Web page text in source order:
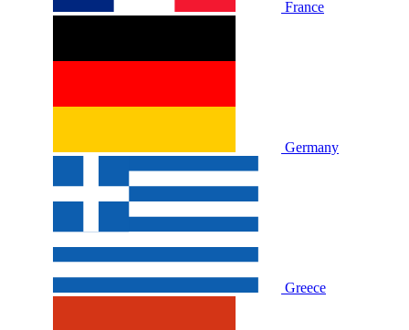
France
Germany
Greece